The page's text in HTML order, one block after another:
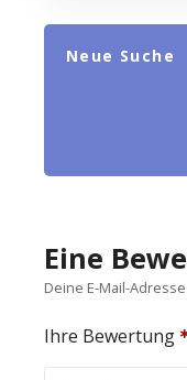
Neue Suche
Eine
Deine E-Mail-
Ihre Bewertung